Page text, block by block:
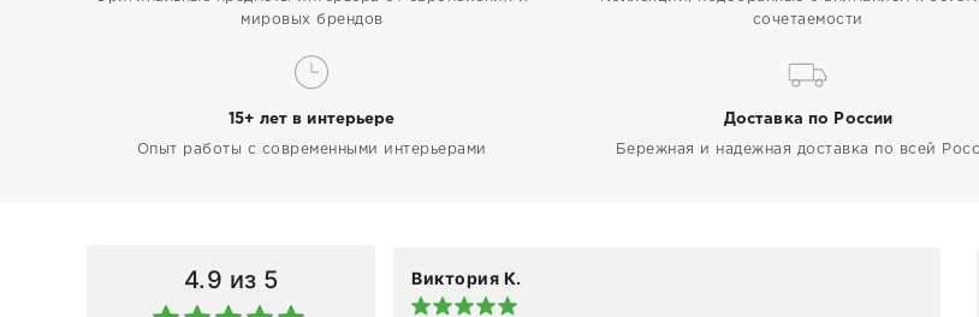
мировых брендов
сочетаемости
15+ лет в интерьере
Опыт работы с современными интерьерами
Доставка по России
Бережная и надежная доставка по всей
4.9 из 5 Виктория К.